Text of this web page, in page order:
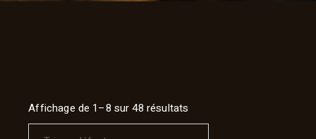
Affichage de 1–8 sur 48 résultats